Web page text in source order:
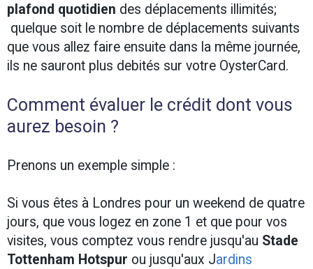
plafond quotidien des déplacements illimités;
quelque soit le nombre de déplacements suivants
que vous allez faire ensuite dans la même journée,
ils ne sauront plus debités sur votre OysterCard.
Comment évaluer le crédit dont vous
aurez besoin ?
Prenons un exemple simple :
Si vous êtes à Londres pour un weekend de quatre
jours, que vous logez en zone 1 et que pour vos
visites, vous comptez vous rendre jusqu'au Stade
Tottenham Hotspur ou jusqu'aux Jardins